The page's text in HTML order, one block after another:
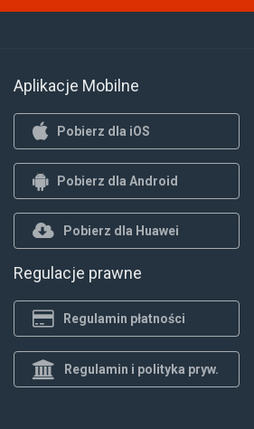
Aplikacje Mobilne
Pobierz dla iOS
Pobierz dla Android
Pobierz dla Huawei
Regulacje prawne
Regulamin płatności
Regulamin i polityka pryw.